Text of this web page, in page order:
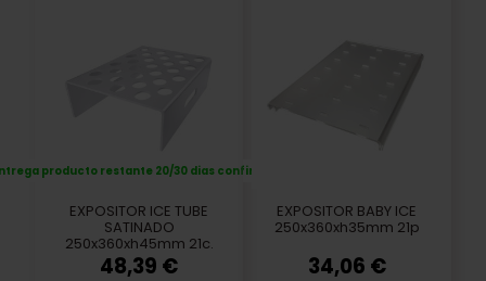
producto restante 20/30 dias confirmación
EXPOSITOR ICE TUBE
SATINADO
250x360xh45mm 21c.
48,39 €
EXPOSITOR BABY ICE
250x360xh35mm 21p
34,06 €